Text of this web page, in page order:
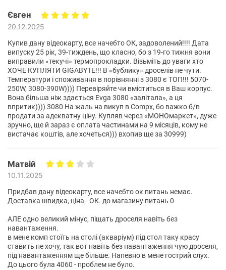
Євген
20.12.2025
Купив дану відеокарту, все начебто ОК, задоволений!!!! Дата
випуску 25 рік, 39-тиждень, що класно, бо з 19-го тижня вони
виправили «текучі» термопрокладки. Візьміть до уваги хто
ХОЧЕ КУПЛЯТИ GIGABYTE!!! В «бублику» дроселів не чути.
Температури і споживання в порівнянні з 3080 є ТОП!!! 5070-
250W, 3080-390W)))) Перевіряйте чи вміститься в Ваш корпус.
Вона більша ніж здається Evga 3080 «залітала», а ця
впритик)))) 3080 На жаль на викуп в Compx, бо важко б/в
продати за адекватну ціну. Купляв через «МОНОмаркет», дуже
зручно, ще й зараз є оплата частинами на 9 місяців, кому не
вистачає коштів, але хочеться))) вхопив ще за 30999)
Матвій
10.11.2025
Придбав дану відеокарту, все начебто ок питань немає.
Доставка швидка, ціна - ОК. до магазину питань 0
АЛЕ одно великий мінус, піщать дроселя навіть без
навантаження.
в мене комп стоїть на столі (акваріум) під стол таку красу
ставить не хочу, так вот навіть без навантаження чую дроселя,
під навантаженням ще більше. Напевно в мене гострий слух.
До цього була 4060 - проблем не було.